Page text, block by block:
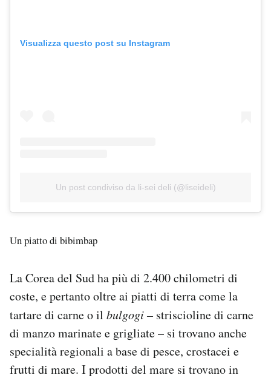
Visualizza questo post su Instagram
Un post condiviso da li-sei deli (@liseideli)
Un piatto di bibimbap
La Corea del Sud ha più di 2.400 chilometri di
coste, e pertanto oltre ai piatti di terra come la
tartare di carne o il bulgogi – striscioline di carne
di manzo marinate e grigliate – si trovano anche
specialità regionali a base di pesce, crostacei e
frutti di mare. I prodotti del mare si trovano in